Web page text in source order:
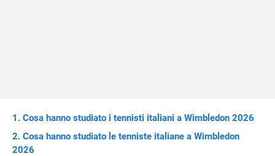
Cosa hanno studiato i tennisti italiani a Wimbledon 2026
Cosa hanno studiato le tenniste italiane a Wimbledon
2026